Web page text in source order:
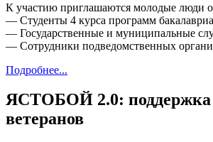
К участию приглашаются молодые люди
— Студенты 4 курса программ
— Государственные и муниципальные
— Сотрудники подведомственных
Подробнее...
ЯСТОБОЙ 2.0: поддержка
ветеранов